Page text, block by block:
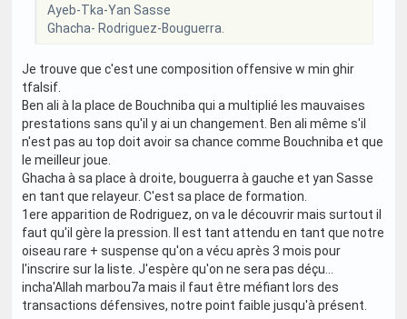
Ayeb-Tka-Yan Sasse
Ghacha- Rodriguez-Bouguerra.
Je trouve que c'est une composition offensive w min ghir
tfalsif.
Ben ali à la place de Bouchniba qui a multiplié les mauvaises
prestations sans qu'il y ai un changement. Ben ali même s'il
n'est pas au top doit avoir sa chance comme Bouchniba et que
le meilleur joue.
Ghacha à sa place à droite, bouguerra à gauche et yan Sasse
en tant que relayeur. C'est sa place de formation.
1ere apparition de Rodriguez, on va le découvrir mais surtout il
faut qu'il gère la pression. Il est tant attendu en tant que notre
oiseau rare + suspense qu'on a vécu après 3 mois pour
l'inscrire sur la liste. J'espère qu'on ne sera pas déçu...
incha'Allah marbou7a mais il faut être méfiant lors des
transactions défensives, notre point faible jusqu'à présent.